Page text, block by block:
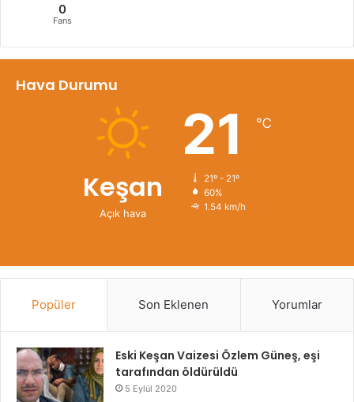
0
Fans
Hava Durumu
Keşan
Açık hava
21 ℃
21º - 21º
60%
1.54 km/h
Popüler Son Eklenen Yorumlar
Eski Keşan Vaizesi Özlem Güneş, eşi
tarafından öldürüldü
5 Eylül 2020